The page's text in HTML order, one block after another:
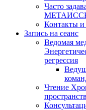
Часто
Контакты
Запись на сеанс
Ведомая
регрессия
Чтение